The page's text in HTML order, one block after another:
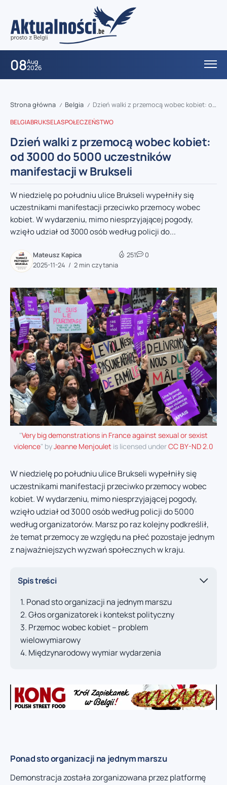
08Aug
2026
Strona główna / Belgia / Dzień walki z przemocą wobec kobiet: od 3000 do 5000 uczestników manifestacji w Brukseli
BELGIABRUKSELASPOŁECZEŃSTWO
Dzień walki z przemocą wobec kobiet:
od 3000 do 5000 uczestników
manifestacji w Brukseli
W niedzielę po południu ulice Brukseli wypełniły się
uczestnikami manifestacji przeciwko przemocy wobec
kobiet. W wydarzeniu, mimo niesprzyjającej pogody,
wzięło udział od 3000 osób według policji do...
Mateusz Kapica
2025-11-24
2 min czytania
251 0
"Very big demonstrations in France against sexual or sexist
violence" byJeanne Menjoulet is licensed underCC BY-ND 2.0
W niedzielę po południu ulice Brukseli wypełniły się
uczestnikami manifestacji przeciwko przemocy wobec
kobiet. W wydarzeniu, mimo niesprzyjającej pogody,
wzięło udział od 3000 osób według policji do 5000
według organizatorów. Marsz po raz kolejny podkreślił,
że temat przemocy ze względu na płeć pozostaje jednym
z najważniejszych wyzwań społecznych w kraju.
Spis treści
Ponad sto organizacji na jednym marszu
Głos organizatorek i kontekst polityczny
Przemoc wobec kobiet – problem
wielowymiarowy
Międzynarodowy wymiar wydarzenia
Ponad sto organizacji na jednym marszu
Demonstracja została zorganizowana przez platformę